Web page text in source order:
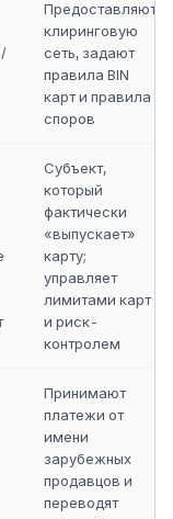
Предоставляют
клиринговую
сеть, задают
правила BIN
карт и правила
споров
Субъект,
который
фактически
«выпускает»
карту;
управляет
лимитами карт
и риск-
контролем
Принимают
платежи от
имени
зарубежных
продавцов и
переводят